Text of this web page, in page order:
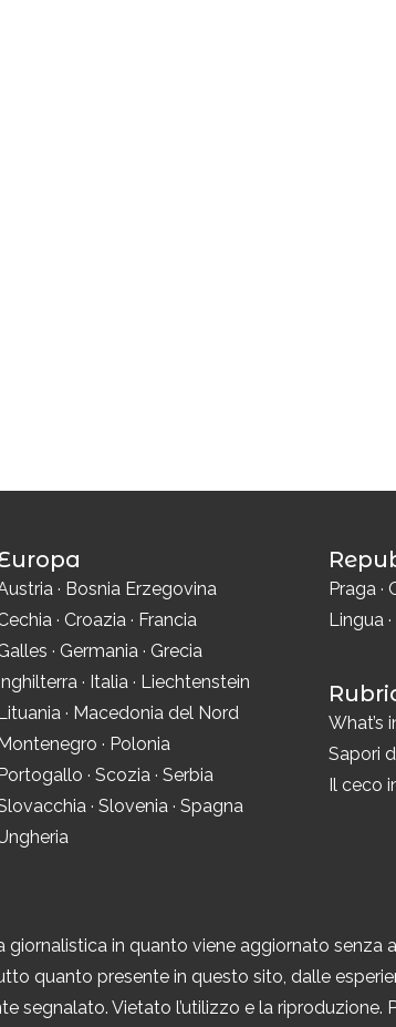
· Bosnia Erzegovina
· Croazia · Francia
· Germania · Grecia
· Italia · Liechtenstein
· Macedonia del Nord
· Polonia
· Scozia · Serbia
· Slovenia · Spagna
Praga ·
Lingua ·
What’s
Sapori
Il ceco
in quanto viene aggiornato
quanto presente in questo sito, dalle
segnalato. Vietato l’utilizzo e la